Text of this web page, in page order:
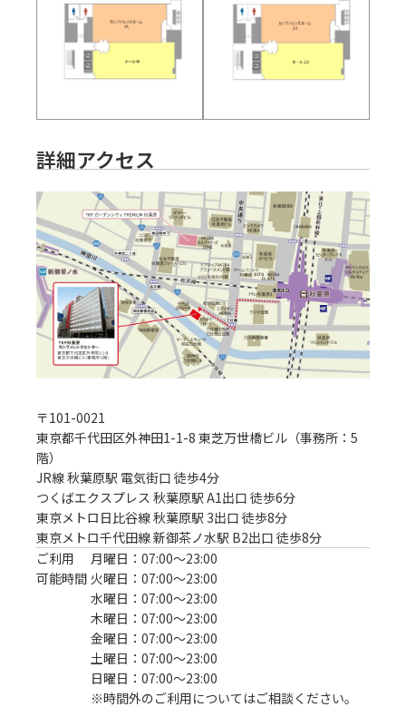
詳細アクセス
〒101-0021
東京都千代田区外神田1-1-8 東芝万世橋ビル（事務所：5
階）
JR線 秋葉原駅 電気街口 徒歩4分
つくばエクスプレス 秋葉原駅 A1出口 徒歩6分
東京メトロ日比谷線 秋葉原駅 3出口 徒歩8分
東京メトロ千代田線 新御茶ノ水駅 B2出口 徒歩8分
ご利用
可能時間
月曜日：07:00〜23:00
火曜日：07:00〜23:00
水曜日：07:00〜23:00
木曜日：07:00〜23:00
金曜日：07:00〜23:00
土曜日：07:00〜23:00
日曜日：07:00〜23:00
※時間外のご利用についてはご相談ください。